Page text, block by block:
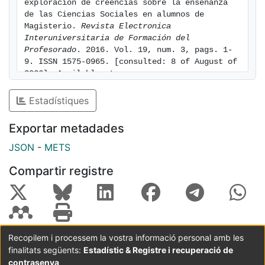
exploración de creencias sobre la enseñanza
de las Ciencias Sociales en alumnos de
Magisterio. Revista Electronica
Interuniversitaria de Formación del
Profesorado . 2016. Vol. 19, num. 3, pags. 1-
9. ISSN 1575-0965. [consulted: 8 of August of
2026]. Available at:
Estadístiques
Exportar metadades
JSON - METS
Compartir registre
Coordinació:CRAI UB Avís legal
Metadades
subjectes a:
Recopilem i processem la vostra informació personal amb les
finalitats següents: Estadístic & Registre i recuperació de
contrasenya